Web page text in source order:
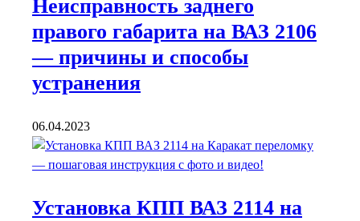
Неисправность заднего
правого габарита на ВАЗ 2106
— причины и способы
устранения
06.04.2023
Установка КПП ВАЗ 2114 на